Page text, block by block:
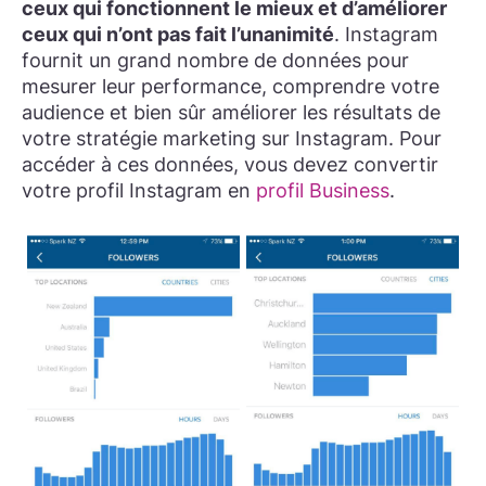
ceux qui fonctionnent le mieux et d’améliorer
ceux qui n’ont pas fait l’unanimité. Instagram
fournit un grand nombre de données pour
mesurer leur performance, comprendre votre
audience et bien sûr améliorer les résultats de
votre stratégie marketing sur Instagram. Pour
accéder à ces données, vous devez convertir
votre profil Instagram en profil Business.